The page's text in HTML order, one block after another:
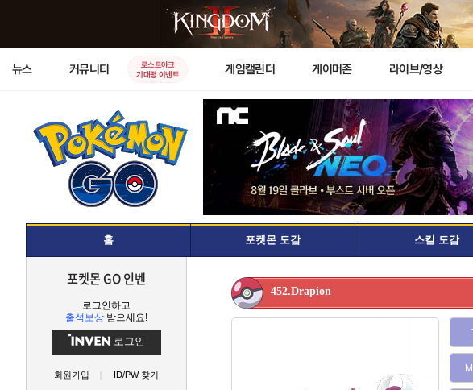
뉴스 커뮤니티
로스트아크
기대평 이벤트
게임캘린더 게이머존 라이브/영상
홈 포켓몬 도감 스킬 도감
포켓몬 GO 인벤
로그인하고
출석보상 받으세요!
로그인
회원가입 ID/PW 찾기
452.Drapion